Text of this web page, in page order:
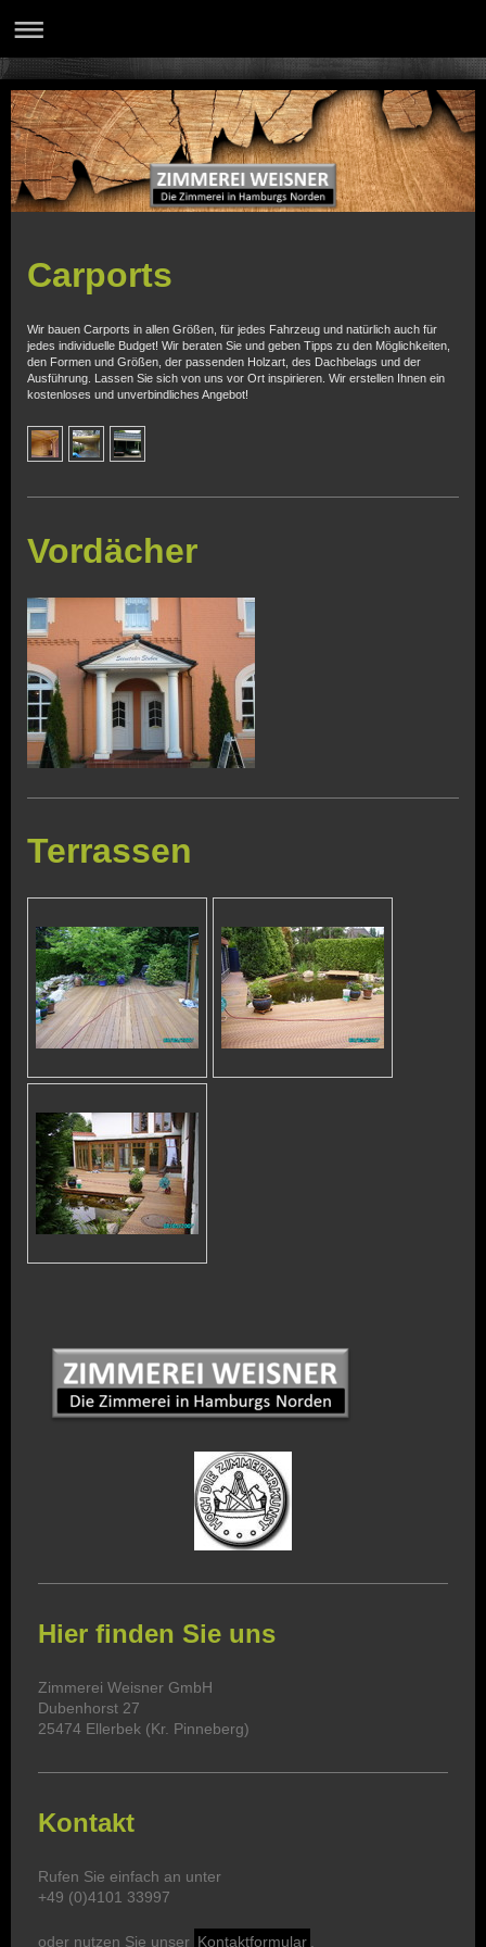
Carports
Wir bauen Carports in allen Größen, für jedes Fahrzeug und natürlich auch für
jedes individuelle Budget! Wir beraten Sie und geben Tipps zu den Möglichkeiten,
den Formen und Größen, der passenden Holzart, des Dachbelags und der
Ausführung. Lassen Sie sich von uns vor Ort inspirieren. Wir erstellen Ihnen ein
kostenloses und unverbindliches Angebot!
Vordächer
Terrassen
Hier finden Sie uns
Zimmerei Weisner GmbH
Dubenhorst 27
25474 Ellerbek (Kr. Pinneberg)
Kontakt
Rufen Sie einfach an unter
+49 (0)4101 33997
oder nutzen Sie unser Kontaktformular